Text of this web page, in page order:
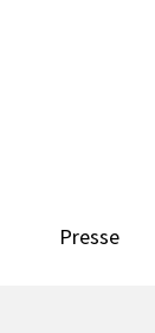
Presse